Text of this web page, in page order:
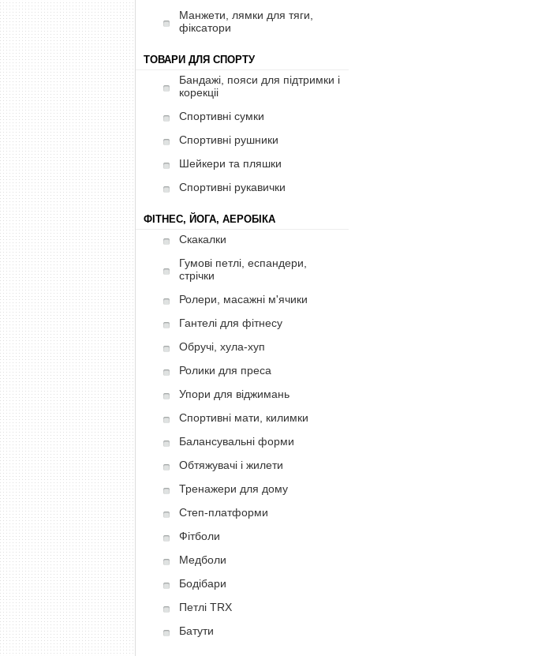
Манжети, лямки для тяги,
фіксатори
ТОВАРИ ДЛЯ СПОРТУ
Бандажі, пояси для підтримки і
корекціі
Спортивні сумки
Спортивні рушники
Шейкери та пляшки
Спортивні рукавички
ФІТНЕС, ЙОГА, АЕРОБІКА
Скакалки
Гумові петлі, еспандери,
стрічки
Ролери, масажні м'ячики
Гантелі для фітнесу
Обручі, хула-хуп
Ролики для преса
Упори для віджимань
Спортивні мати, килимки
Балансувальні форми
Обтяжувачі і жилети
Тренажери для дому
Степ-платформи
Фітболи
Медболи
Бодібари
Петлі TRX
Батути